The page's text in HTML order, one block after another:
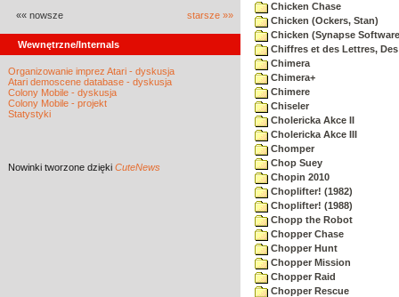
«« nowsze starsze »»
Wewnętrzne/Internals
Organizowanie imprez Atari - dyskusja
Atari demoscene database - dyskusja
Colony Mobile - dyskusja
Colony Mobile - projekt
Statystyki
Nowinki tworzone dzięki CuteNews
Chicken Chase
Chicken (Ockers, Stan)
Chicken (Synapse
Chiffres et des Lettres, Des
Chimera
Chimera+
Chimere
Chiseler
Cholericka Akce II
Cholericka Akce III
Chomper
Chop Suey
Chopin 2010
Choplifter! (1982)
Choplifter! (1988)
Chopp the Robot
Chopper Chase
Chopper Hunt
Chopper Mission
Chopper Raid
Chopper Rescue